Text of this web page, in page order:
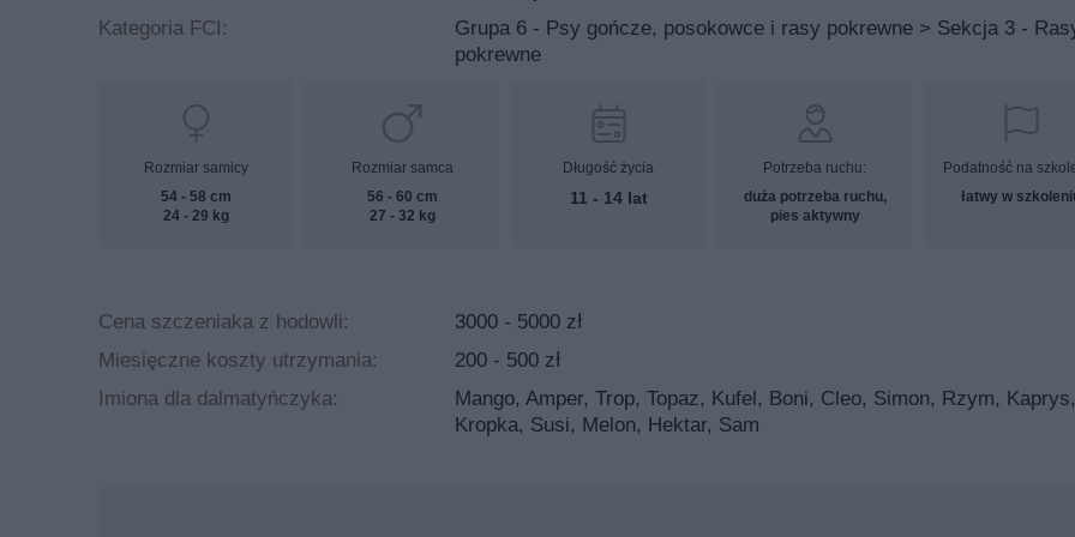
Kategoria FCI:
Grupa 6 - Psy gończe, posokowce i rasy pokrewne > Sekcja 3 -
pokrewne
Rozmiar samicy
54 - 58 cm
24 - 29 kg
Rozmiar samca
56 - 60 cm
27 - 32 kg
Długość życia
11 - 14 lat
Potrzeba ruchu:
duża potrzeba ruchu,
pies aktywny
Podatność na
łatwy w
Cena szczeniaka z hodowli:
3000 - 5000 zł
Miesięczne koszty utrzymania:
200 - 500 zł
Imiona dla dalmatyńczyka:
Mango, Amper, Trop, Topaz, Kufel, Boni, Cleo, Simon, Rzym, Kaprys,
Kropka, Susi, Melon, Hektar, Sam